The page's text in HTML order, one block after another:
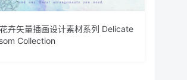
卉矢量插画设计素材系列 Delicate
Collection